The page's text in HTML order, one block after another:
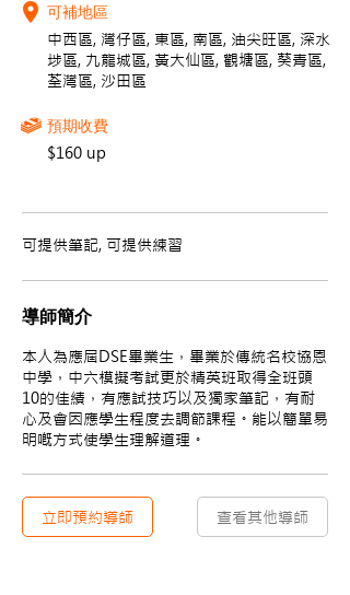
可補地區
中西區, 灣仔區, 東區, 南區, 油尖旺區, 深水
埗區, 九龍城區, 黃大仙區, 觀塘區, 葵青區,
荃灣區, 沙田區
預期收費
$160 up
可提供筆記, 可提供練習
導師簡介
本人為應屆DSE畢業生，畢業於傳統名校協恩
中學，中六模擬考試更於精英班取得全班頭
10的佳績，有應試技巧以及獨家筆記，有耐
心及會因應學生程度去調節課程。能以簡單易
明嘅方式使學生理解道理。
立即預約導師 查看其他導師